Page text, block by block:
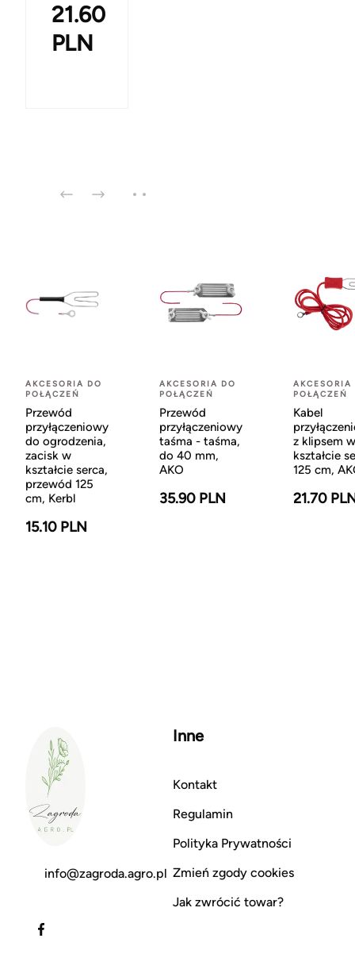
21.60
PLN
AKCESORIA DO
POŁĄCZEŃ
Przewód
przyłączeniowy
do ogrodzenia,
zacisk w
kształcie serca,
przewód 125
cm, Kerbl
15.10 PLN
AKCESORIA DO
POŁĄCZEŃ
Przewód
przyłączeniowy
taśma - taśma,
do 40 mm,
AKO
35.90 PLN
AKCESORIA
POŁĄCZEŃ
Kabel
z klipsem w
kształcie
125 cm,
21.70
info@zagroda.agro.pl
Inne
Kontakt
Regulamin
Polityka Prywatności
Zmień zgody cookies
Jak zwrócić towar?